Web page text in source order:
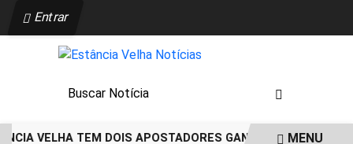
Entrar
VELHA TEM DOIS APOSTADORES GANHADORES DE
MENU